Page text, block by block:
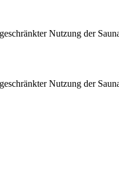
Nutzung der
Nutzung der